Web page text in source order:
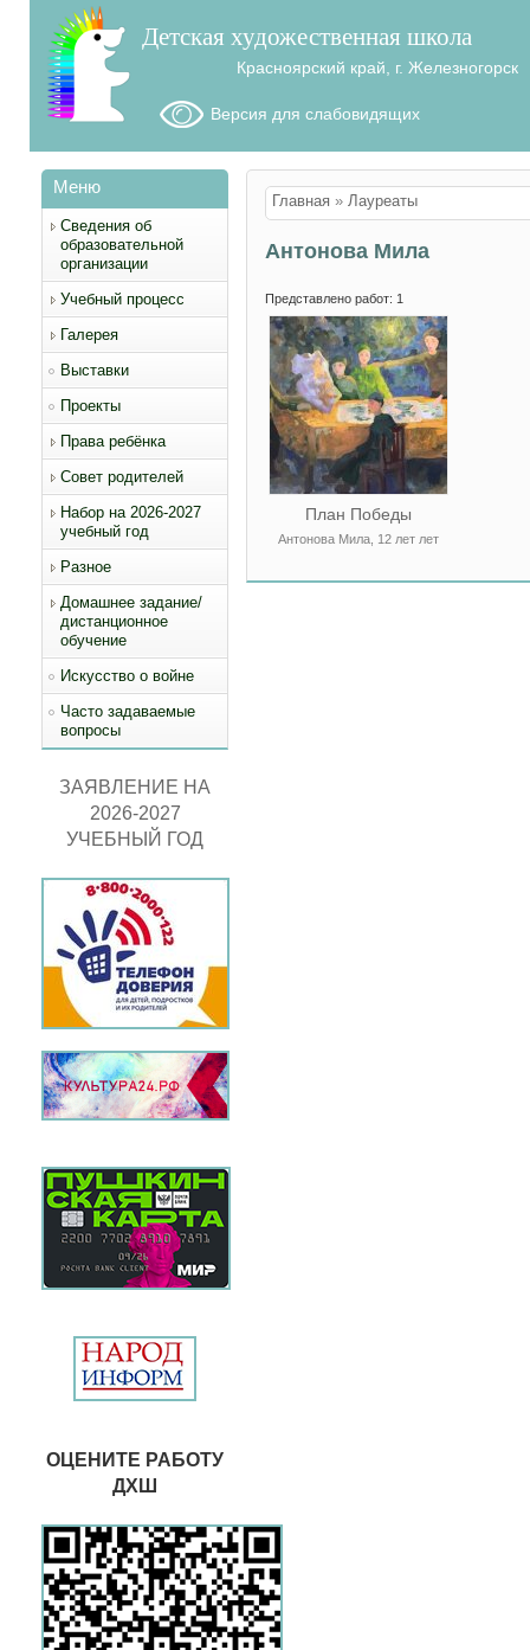
Детская художественная школа
Красноярский край, г. Железногорск
Версия для слабовидящих
Меню
Сведения об
образовательной
организации
Учебный процесс
Галерея
Выставки
Проекты
Права ребёнка
Совет родителей
Набор на 2026-2027
учебный год
Разное
Домашнее задание/
дистанционное
обучение
Искусство о войне
Часто задаваемые
вопросы
ЗАЯВЛЕНИЕ НА
2026-2027
УЧЕБНЫЙ ГОД
ОЦЕНИТЕ РАБОТУ
ДХШ
Вы здесь
Главная » Лауреаты
Антонова Мила
Представлено работ: 1
План Победы
Антонова Мила, 12 лет лет